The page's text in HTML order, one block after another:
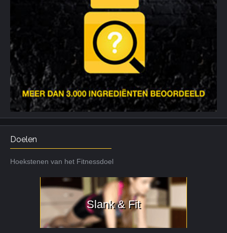
Doelen
Hoekstenen van het Fitnessdoel
Slank & Fit